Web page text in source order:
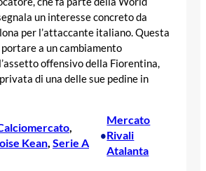
un interesse concreto da
per l’attaccante italiano. Questa
a un cambiamento
offensivo della Fiorentina,
di una delle sue pedine in
Kean, Serie A
•
Mercato
Rivali
Atalanta